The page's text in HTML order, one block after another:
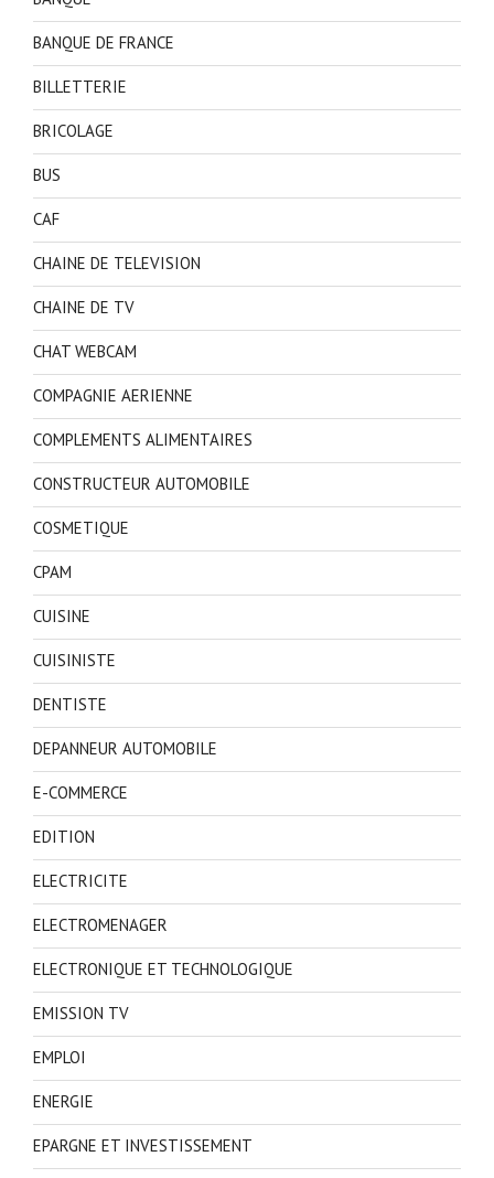
BANQUE DE FRANCE
BILLETTERIE
BRICOLAGE
BUS
CAF
CHAINE DE TELEVISION
CHAINE DE TV
CHAT WEBCAM
COMPAGNIE AERIENNE
COMPLEMENTS ALIMENTAIRES
CONSTRUCTEUR AUTOMOBILE
COSMETIQUE
CPAM
CUISINE
CUISINISTE
DENTISTE
DEPANNEUR AUTOMOBILE
E-COMMERCE
EDITION
ELECTRICITE
ELECTROMENAGER
ELECTRONIQUE ET TECHNOLOGIQUE
EMISSION TV
EMPLOI
ENERGIE
EPARGNE ET INVESTISSEMENT